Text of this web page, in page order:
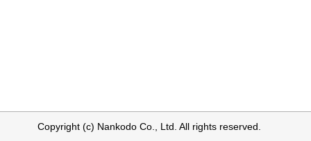
Copyright (c) Nankodo Co., Ltd. All rights reserved.